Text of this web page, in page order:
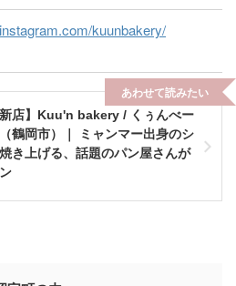
kuunbakery/
新店】Kuu'n bakery / くぅんべー
鶴岡市）｜ ミャンマー出身のシ
き上げる、話題のパン屋さんが
あわせて読みたい